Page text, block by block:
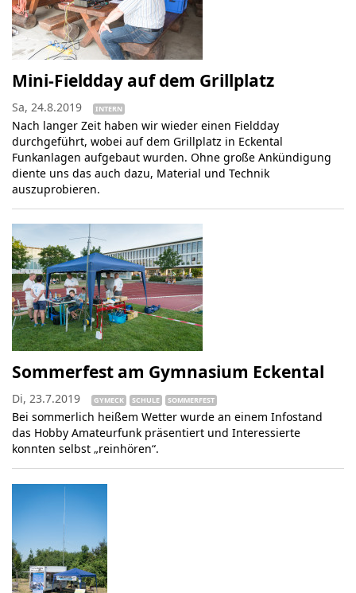
Mini-Fieldday auf dem Grillplatz
Sa, 24.8.2019 INTERN
Nach langer Zeit haben wir wieder einen Fieldday
durchgeführt, wobei auf dem Grillplatz in Eckental
Funkanlagen aufgebaut wurden. Ohne große Ankündigung
diente uns das auch dazu, Material und Technik
auszuprobieren.
Sommerfest am Gymnasium Eckental
Di, 23.7.2019 GYMECK SCHULE SOMMERFEST
Bei sommerlich heißem Wetter wurde an einem Infostand
das Hobby Amateurfunk präsentiert und Interessierte
konnten selbst „reinhören“.